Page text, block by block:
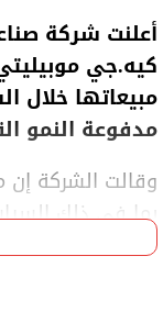
أعلنت شركة
كيه.جي
مدفوعة النمو
بما في ذلك
كأجزاء على أن
وأشارت وكالة